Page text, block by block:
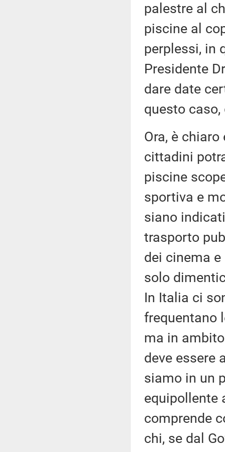
palestre al
piscine al
perplessi, in
Presidente
dare date
questo
Ora, è
cittadini
piscine
sportiva e
siano
trasporto
dei cinema
solo
In Italia ci
frequentano
ma in
deve essere
siamo in un
equipollente
comprende
chi, se dal